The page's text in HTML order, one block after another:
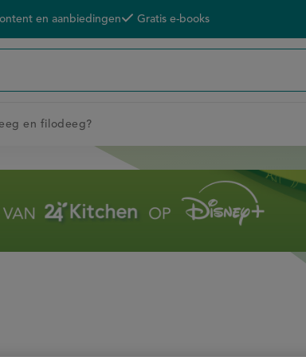
en aanbiedingen Gratis e-books
en filodeeg?